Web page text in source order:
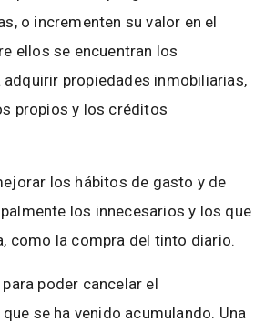
o incrementen su valor en el
ellos se encuentran los
propiedades inmobiliarias,
propios y los créditos
los hábitos de gasto y de
los innecesarios y los que
como la compra del tinto diario.
para poder cancelar el
se ha venido acumulando. Una